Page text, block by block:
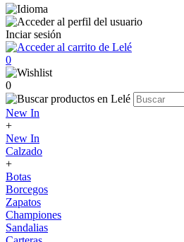
Inciar sesión
0
0
New In
+
New In
Calzado
+
Botas
Borcegos
Zapatos
Championes
Sandalias